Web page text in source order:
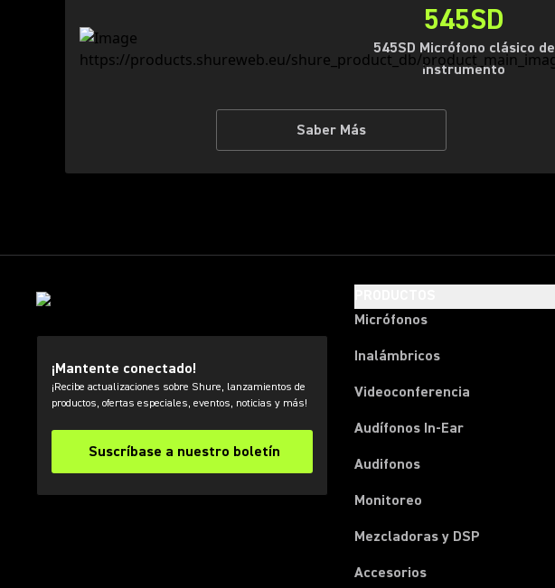
545SD
545SD Micrófono clásico de
instrumento
Saber Más
¡Mantente conectado!
¡Recibe actualizaciones sobre Shure, lanzamientos de
productos, ofertas especiales, eventos, noticias y más!
Suscríbase a nuestro boletín
Micrófonos
Inalámbricos
Videoconferencia
Audífonos In-Ear
Audifonos
Monitoreo
Mezcladoras y DSP
Accesorios